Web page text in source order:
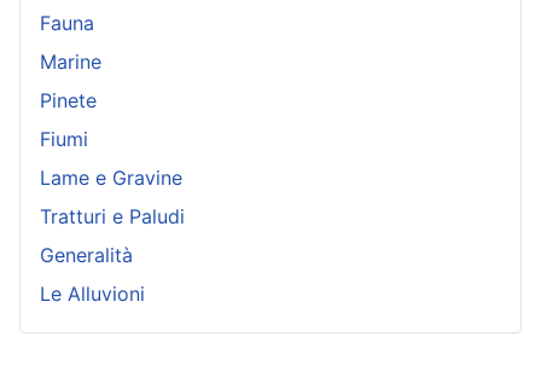
Fauna
Marine
Pinete
Fiumi
Lame e Gravine
Tratturi e Paludi
Generalità
Le Alluvioni